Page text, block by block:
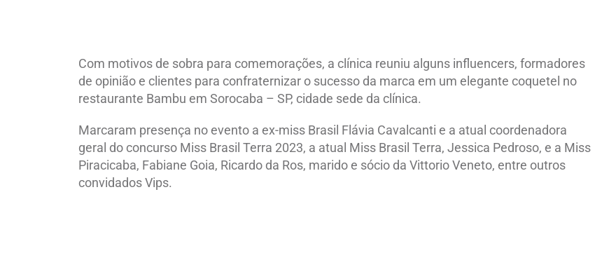
Com motivos de sobra para comemorações, a clínica reuniu alguns influencers, formadores
de opinião e clientes para confraternizar o sucesso da marca em um elegante coquetel no
restaurante Bambu em Sorocaba – SP, cidade sede da clínica.
Marcaram presença no evento a ex-miss Brasil Flávia Cavalcanti e a atual coordenadora
geral do concurso Miss Brasil Terra 2023, a atual Miss Brasil Terra, Jessica Pedroso, e a Miss
Piracicaba, Fabiane Goia, Ricardo da Ros, marido e sócio da Vittorio Veneto, entre outros
convidados Vips.